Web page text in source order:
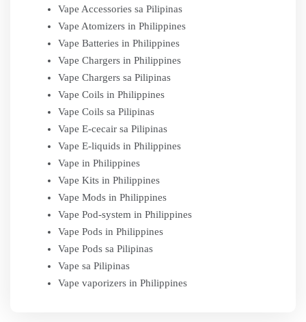
Vape Accessories sa Pilipinas
Vape Atomizers in Philippines
Vape Batteries in Philippines
Vape Chargers in Philippines
Vape Chargers sa Pilipinas
Vape Coils in Philippines
Vape Coils sa Pilipinas
Vape E-cecair sa Pilipinas
Vape E-liquids in Philippines
Vape in Philippines
Vape Kits in Philippines
Vape Mods in Philippines
Vape Pod-system in Philippines
Vape Pods in Philippines
Vape Pods sa Pilipinas
Vape sa Pilipinas
Vape vaporizers in Philippines